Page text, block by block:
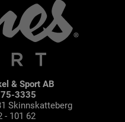
& Sport AB
3335
Skinnskatteberg
- 101 62